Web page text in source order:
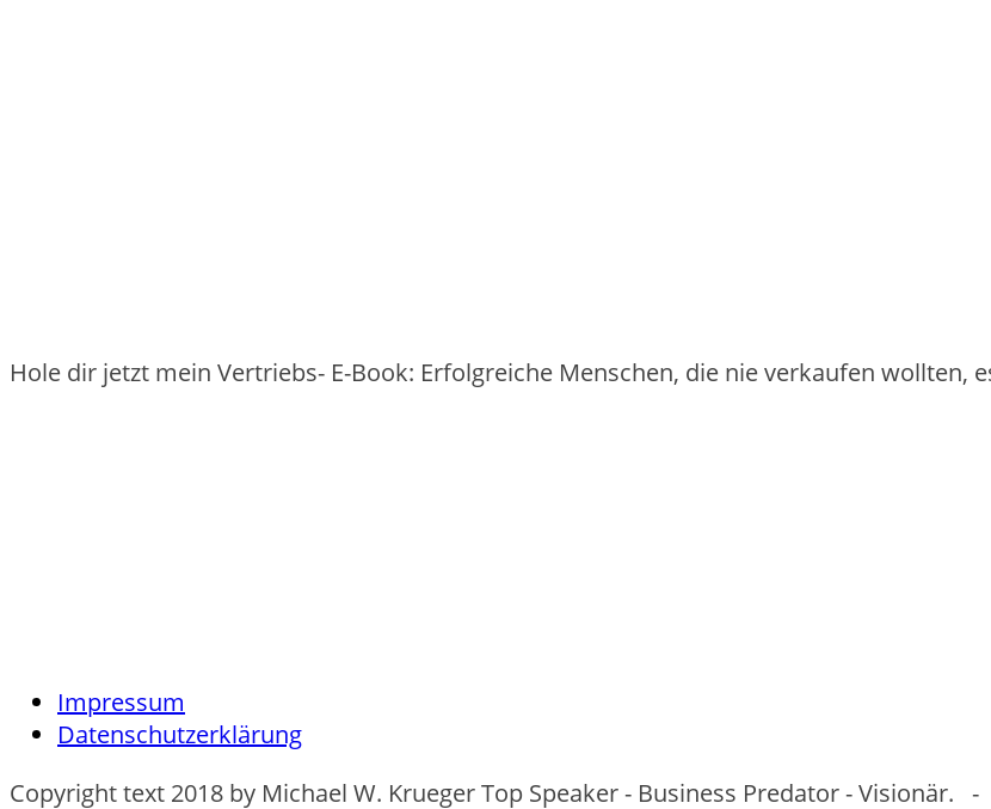
Hole dir jetzt mein Vertriebs- E-Book: Erfolgreiche Menschen, die nie verkaufen wollten,
Impressum
Datenschutzerklärung
Copyright text 2018 by Michael W. Krueger Top Speaker - Business Predator - Visionär.